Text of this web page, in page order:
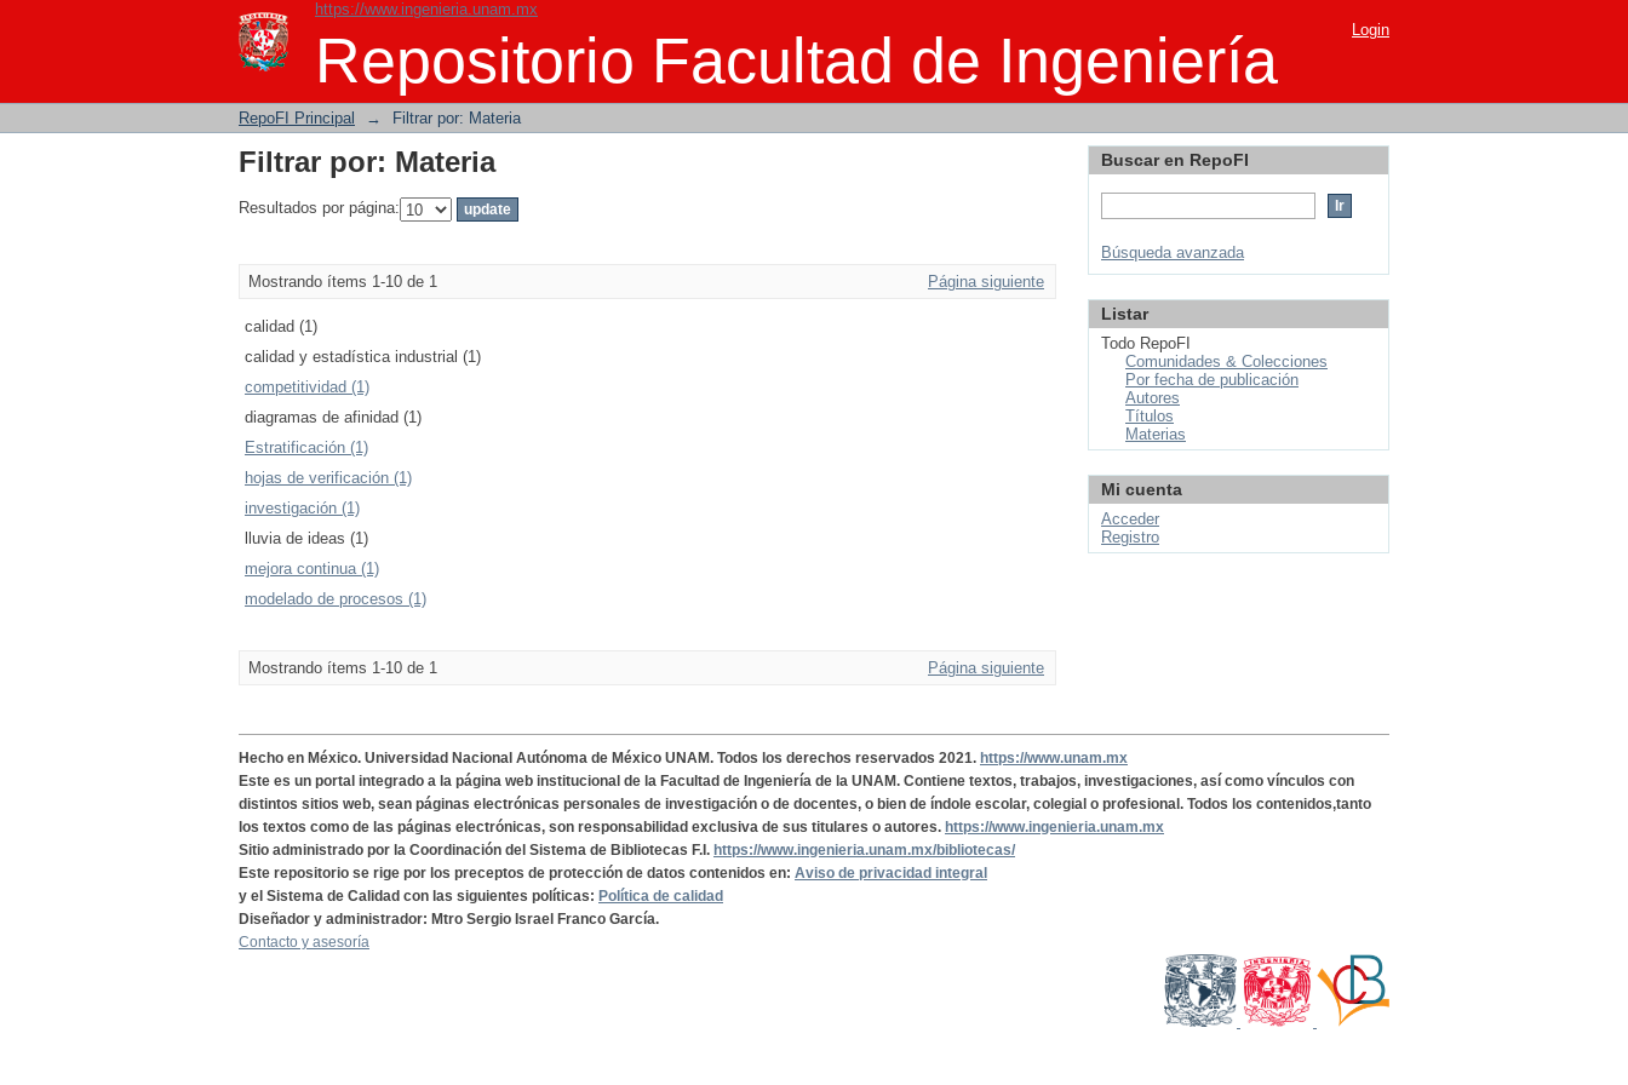
https://www.ingenieria.unam.mx
Repositorio Facultad de Ingeniería
Filtrar por: Materia Login
RepoFI Principal → Filtrar por: Materia
Filtrar por: Materia
Resultados por página:
Mostrando ítems 1-10 de 1 Página siguiente
calidad (1)
calidad y estadística industrial (1)
competitividad (1)
diagramas de afinidad (1)
Estratificación (1)
hojas de verificación (1)
investigación (1)
lluvia de ideas (1)
mejora continua (1)
modelado de procesos (1)
Mostrando ítems 1-10 de 1 Página siguiente
Buscar en RepoFI
Búsqueda avanzada
Listar
Todo RepoFI
Comunidades & Colecciones
Por fecha de publicación
Autores
Títulos
Materias
Mi cuenta
Acceder
Registro
Hecho en México. Universidad Nacional Autónoma de México UNAM. Todos los derechos reservados 2021. https://www.unam.mx
Este es un portal integrado a la página web institucional de la Facultad de Ingeniería de la UNAM. Contiene textos, trabajos, investigaciones, así como vínculos con
distintos sitios web, sean páginas electrónicas personales de investigación o de docentes, o bien de índole escolar, colegial o profesional. Todos los contenidos,tanto
los textos como de las páginas electrónicas, son responsabilidad exclusiva de sus titulares o autores. https://www.ingenieria.unam.mx
Sitio administrado por la Coordinación del Sistema de Bibliotecas F.I. https://www.ingenieria.unam.mx/bibliotecas/
Este repositorio se rige por los preceptos de protección de datos contenidos en: Aviso de privacidad integral
y el Sistema de Calidad con las siguientes políticas: Política de calidad
Diseñador y administrador: Mtro Sergio Israel Franco García.
Contacto y asesoría